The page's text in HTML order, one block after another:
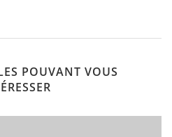
POUVANT VOUS